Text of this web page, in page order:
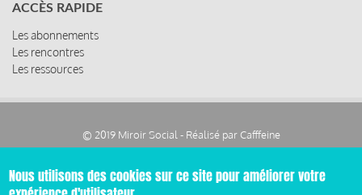
ACCÈS RAPIDE
Les abonnements
Les rencontres
Les ressources
© 2019 Miroir Social - Réalisé par Cafffeine
Mentions légales et condition générale d’utilisation et
d’abonnement
Nous utilisons des cookies sur ce site pour améliorer votre